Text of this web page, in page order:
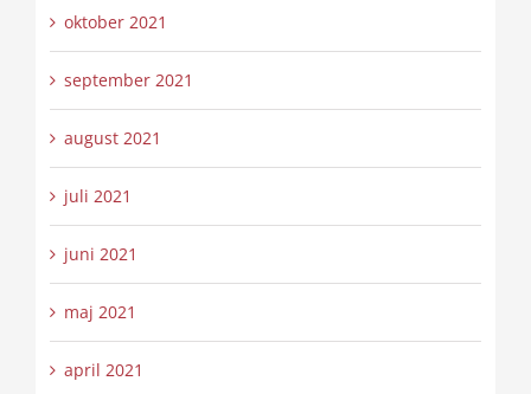
oktober 2021
september 2021
august 2021
juli 2021
juni 2021
maj 2021
april 2021